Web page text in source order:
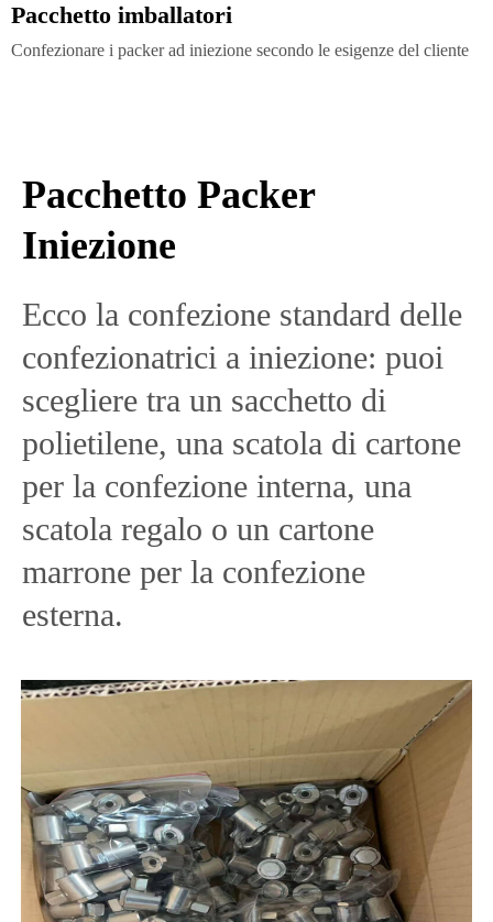
Pacchetto imballatori
Confezionare i packer ad iniezione secondo le esigenze del cliente
Pacchetto Packer
Iniezione
Ecco la confezione standard delle
confezionatrici a iniezione: puoi
scegliere tra un sacchetto di
polietilene, una scatola di cartone
per la confezione interna, una
scatola regalo o un cartone
marrone per la confezione
esterna.